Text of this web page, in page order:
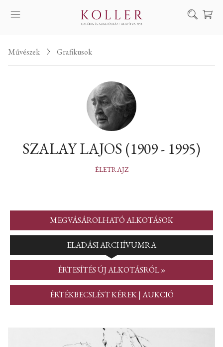
SZOLGÁLTATÁSAINK
ALKOTÁSOK
AUKCIÓ
KIÁLLÍTÁSAINK
HÍREINK
RÓLUNK
Keresés
Művészek Grafikusok
SZALAY LAJOS (1909 - 1995)
ÉLETRAJZ
MEGVÁSÁROLHATÓ ALKOTÁSOK
ELADÁSI ARCHÍVUMRA
ÉRTESÍTÉS ÚJ ALKOTÁSRÓL »
ÉRTÉKBECSLÉST KÉREK | AUKCIÓ